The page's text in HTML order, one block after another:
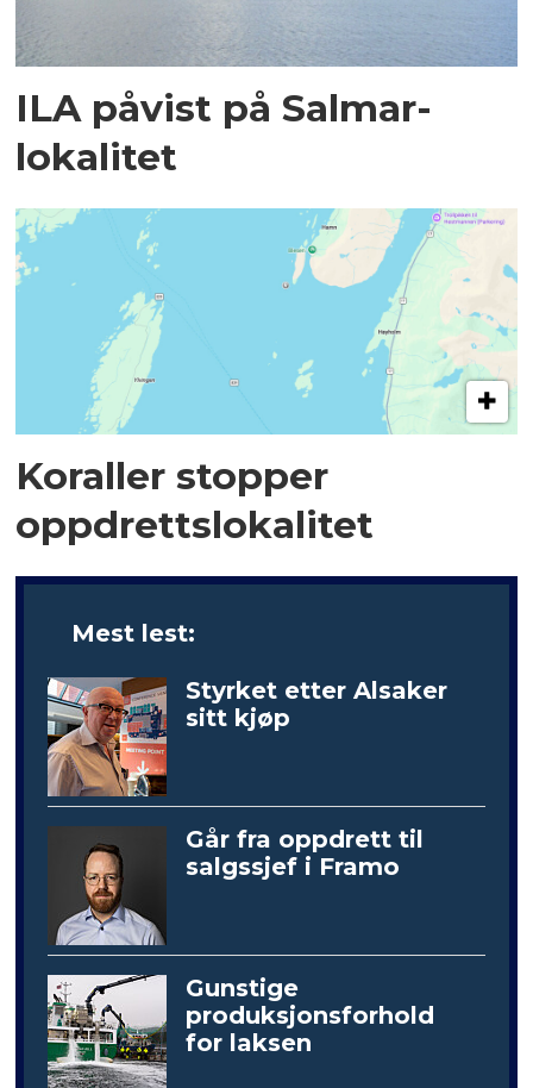
ILA påvist på Salmar-
lokalitet
Koraller stopper
oppdrettslokalitet
Mest lest:
Styrket etter Alsaker
sitt kjøp
Går fra oppdrett til
salgssjef i Framo
Gunstige
produksjonsforhold
for laksen